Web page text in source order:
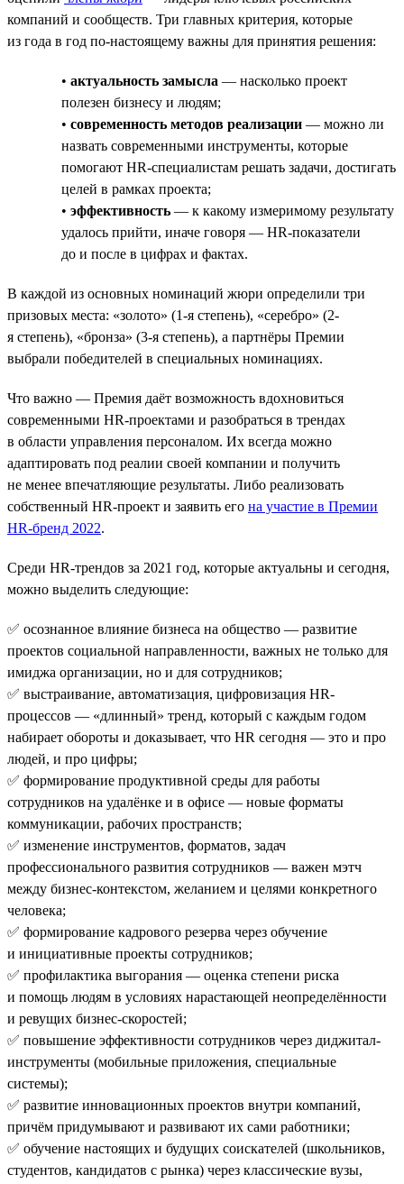
компаний и сообществ. Три главных критерия, которые
из года в год по-настоящему важны для принятия решения:
• актуальность замысла — насколько проект
полезен бизнесу и людям;
• современность методов реализации — можно ли
назвать современными инструменты, которые
помогают HR-специалистам решать задачи, достигать
целей в рамках проекта;
• эффективность — к какому измеримому результату
удалось прийти, иначе говоря — HR-показатели
до и после в цифрах и фактах.
В каждой из основных номинаций жюри определили три
призовых места: «золото» (1-я степень), «серебро» (2-
я степень), «бронза» (3-я степень), а партнёры Премии
выбрали победителей в специальных номинациях.
Что важно — Премия даёт возможность вдохновиться
современными HR-проектами и разобраться в трендах
в области управления персоналом. Их всегда можно
адаптировать под реалии своей компании и получить
не менее впечатляющие результаты. Либо реализовать
собственный HR-проект и заявить его на участие в Премии
HR-бренд 2022.
Среди HR-трендов за 2021 год, которые актуальны и сегодня,
можно выделить следующие:
✅ осознанное влияние бизнеса на общество — развитие
проектов социальной направленности, важных не только для
имиджа организации, но и для сотрудников;
✅ выстраивание, автоматизация, цифровизация HR-
процессов — «длинный» тренд, который с каждым годом
набирает обороты и доказывает, что HR сегодня — это и про
людей, и про цифры;
✅ формирование продуктивной среды для работы
сотрудников на удалёнке и в офисе — новые форматы
коммуникации, рабочих пространств;
✅ изменение инструментов, форматов, задач
профессионального развития сотрудников — важен мэтч
между бизнес-контекстом, желанием и целями конкретного
человека;
✅ формирование кадрового резерва через обучение
и инициативные проекты сотрудников;
✅ профилактика выгорания — оценка степени риска
и помощь людям в условиях нарастающей неопределённости
и ревущих бизнес-скоростей;
✅ повышение эффективности сотрудников через диджитал-
инструменты (мобильные приложения, специальные
системы);
✅ развитие инновационных проектов внутри компаний,
причём придумывают и развивают их сами работники;
✅ обучение настоящих и будущих соискателей (школьников,
студентов, кандидатов с рынка) через классические вузы,